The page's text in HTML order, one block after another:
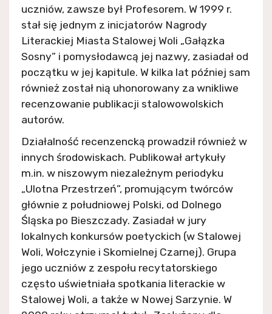
uczniów, zawsze był Profesorem. W 1999 r.
stał się jednym z inicjatorów Nagrody
Literackiej Miasta Stalowej Woli „Gałązka
Sosny” i pomysłodawcą jej nazwy, zasiadał od
początku w jej kapitule. W kilka lat później sam
również został nią uhonorowany za wnikliwe
recenzowanie publikacji stalowowolskich
autorów.
Działalność recenzencką prowadził również w
innych środowiskach. Publikował artykuły
m.in. w niszowym niezależnym periodyku
„Ulotna Przestrzeń”, promującym twórców
głównie z południowej Polski, od Dolnego
Śląska po Bieszczady. Zasiadał w jury
lokalnych konkursów poetyckich (w Stalowej
Woli, Wołczynie i Skomielnej Czarnej). Grupa
jego uczniów z zespołu recytatorskiego
często uświetniała spotkania literackie w
Stalowej Woli, a także w Nowej Sarzynie. W